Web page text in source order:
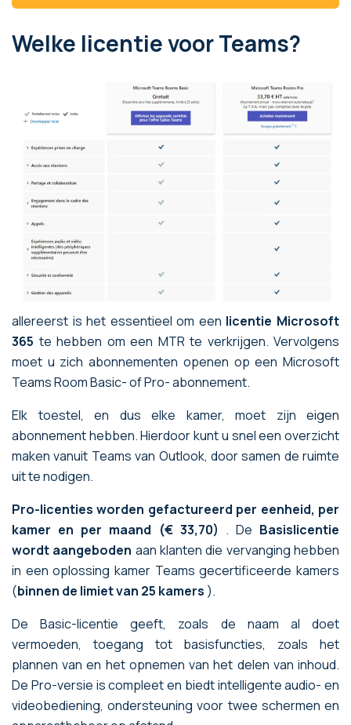
Welke licentie voor Teams?
allereerst is het essentieel om een licentie Microsoft
365 te hebben om een MTR te verkrijgen. Vervolgens
moet u zich abonnementen openen op een Microsoft
Teams Room Basic- of Pro- abonnement.
Elk toestel, en dus elke kamer, moet zijn eigen
abonnement hebben. Hierdoor kunt u snel een overzicht
maken vanuit Teams van Outlook, door samen de ruimte
uit te nodigen.
Pro-licenties worden gefactureerd per eenheid, per
kamer en per maand (€ 33,70) . De Basislicentie
wordt aangeboden aan klanten die vervanging hebben
in een oplossing kamer Teams gecertificeerde kamers
(binnen de limiet van 25 kamers ).
De Basic-licentie geeft, zoals de naam al doet
vermoeden, toegang tot basisfuncties, zoals het
plannen van en het opnemen van het delen van inhoud.
De Pro-versie is compleet en biedt intelligente audio- en
videobediening, ondersteuning voor twee schermen en